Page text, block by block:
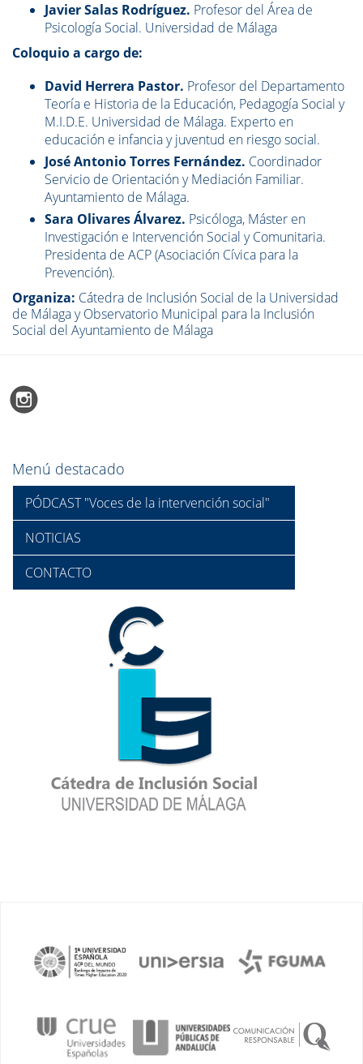
Javier Salas Rodríguez. Profesor del Área de
Psicología Social. Universidad de Málaga
Coloquio a cargo de:
David Herrera Pastor. Profesor del Departamento
Teoría e Historia de la Educación, Pedagogía Social y
M.I.D.E. Universidad de Málaga. Experto en
educación e infancia y juventud en riesgo social.
José Antonio Torres Fernández. Coordinador
Servicio de Orientación y Mediación Familiar.
Ayuntamiento de Málaga.
Sara Olivares Álvarez. Psicóloga, Máster en
Investigación e Intervención Social y Comunitaria.
Presidenta de ACP (Asociación Cívica para la
Prevención).
Organiza: Cátedra de Inclusión Social de la Universidad
de Málaga y Observatorio Municipal para la Inclusión
Social del Ayuntamiento de Málaga
Menú destacado
PÓDCAST "Voces de la intervención social"
NOTICIAS
CONTACTO